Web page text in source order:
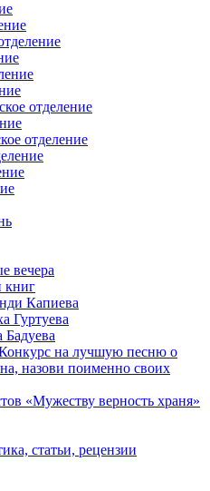
отделение
отделение
вечера
книг
Капиева
Гуртуева
на лучшую песню о
назови поименно своих
«Мужеству верность храня»
статьи, рецензии